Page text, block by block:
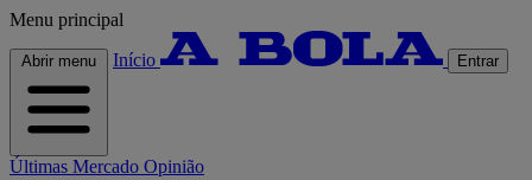
Menu principal
Abrir menu Início Entrar
Últimas Mercado Opinião